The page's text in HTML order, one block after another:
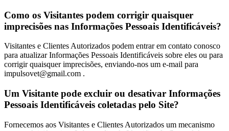
Como os Visitantes podem corrigir quaisquer
imprecisões nas Informações Pessoais Identificáveis?
Visitantes e Clientes Autorizados podem entrar em contato conosco
para atualizar Informações Pessoais Identificáveis sobre eles ou para
corrigir quaisquer imprecisões, enviando-nos um e-mail para
impulsovet@gmail.com .
Um Visitante pode excluir ou desativar Informações
Pessoais Identificáveis coletadas pelo Site?
Fornecemos aos Visitantes e Clientes Autorizados um mecanismo